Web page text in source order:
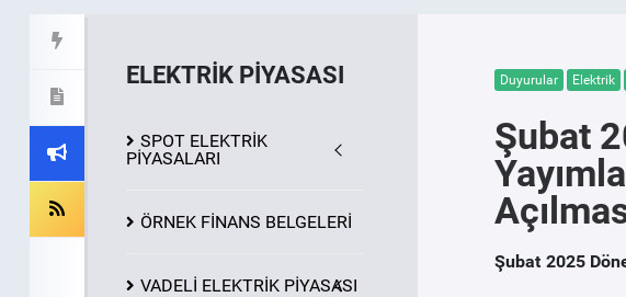
ELEKTRİK PİYASASI
SPOT ELEKTRİK
PİYASALARI
ÖRNEK FİNANS BELGELERİ
VADELİ ELEKTRİK PİYASASI
Duyurular Elektrik
Şubat
Şubat 2025